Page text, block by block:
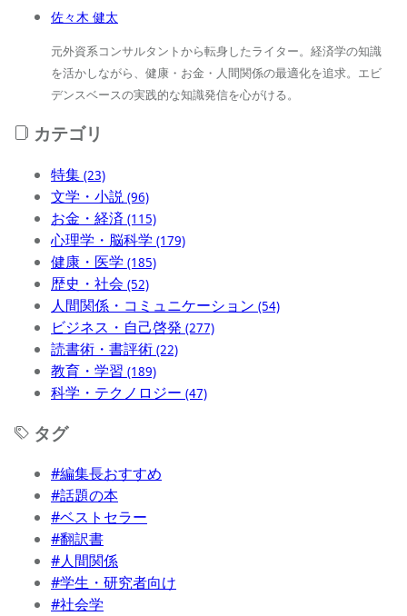
佐々木 健太
元外資系コンサルタントから転身したライター。経済学の知識
を活かしながら、健康・お金・人間関係の最適化を追求。エビ
デンスベースの実践的な知識発信を心がける。
カテゴリ
特集 (23)
文学・小説 (96)
お金・経済 (115)
心理学・脳科学 (179)
健康・医学 (185)
歴史・社会 (52)
人間関係・コミュニケーション (54)
ビジネス・自己啓発 (277)
読書術・書評術 (22)
教育・学習 (189)
科学・テクノロジー (47)
タグ
#編集長おすすめ
#話題の本
#ベストセラー
#翻訳書
#人間関係
#学生・研究者向け
#社会学